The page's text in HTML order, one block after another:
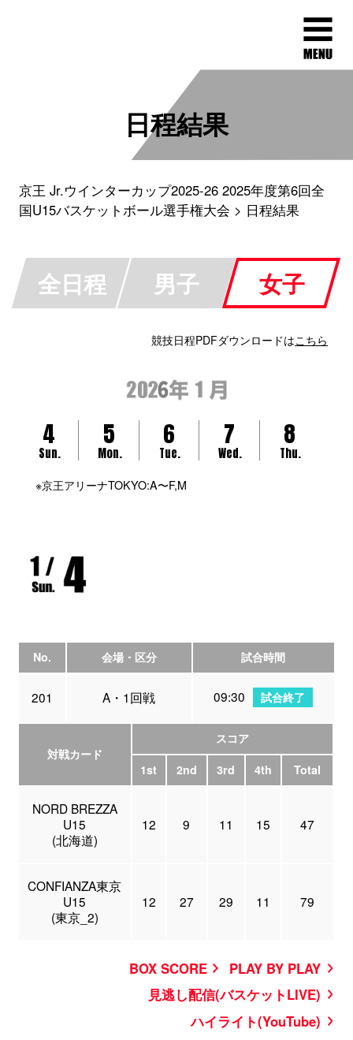
日程結果
京王 Jr.ウインターカップ2025-26 2025年度第6回全
国U15バスケットボール選手権大会
日程結果
全日程 男子 女子
競技日程PDFダウンロードはこちら
4
Sun.
5
Mon.
6
Tue.
7
Wed.
8
Thu.
※京王アリーナTOKYO:A〜F,M
No. 会場・区分 試合時間
201 A・1回戦 09:30 試合終了
対戦カード
スコア
1st
2nd 3rd 4th Total
NORD BREZZA
U15
(北海道)
12 9 11 15 47
CONFIANZA東京
U15
(東京_2)
12 27 29 11 79
BOX SCORE
PLAY BY PLAY
見逃し配信(バスケットLIVE)
ハイライト(YouTube)